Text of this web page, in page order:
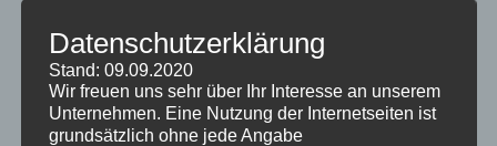
Datenschutzerklärung
Stand: 09.09.2020
Wir freuen uns sehr über Ihr Interesse an unserem
Unternehmen. Eine Nutzung der Internetseiten ist
grundsätzlich ohne jede Angabe